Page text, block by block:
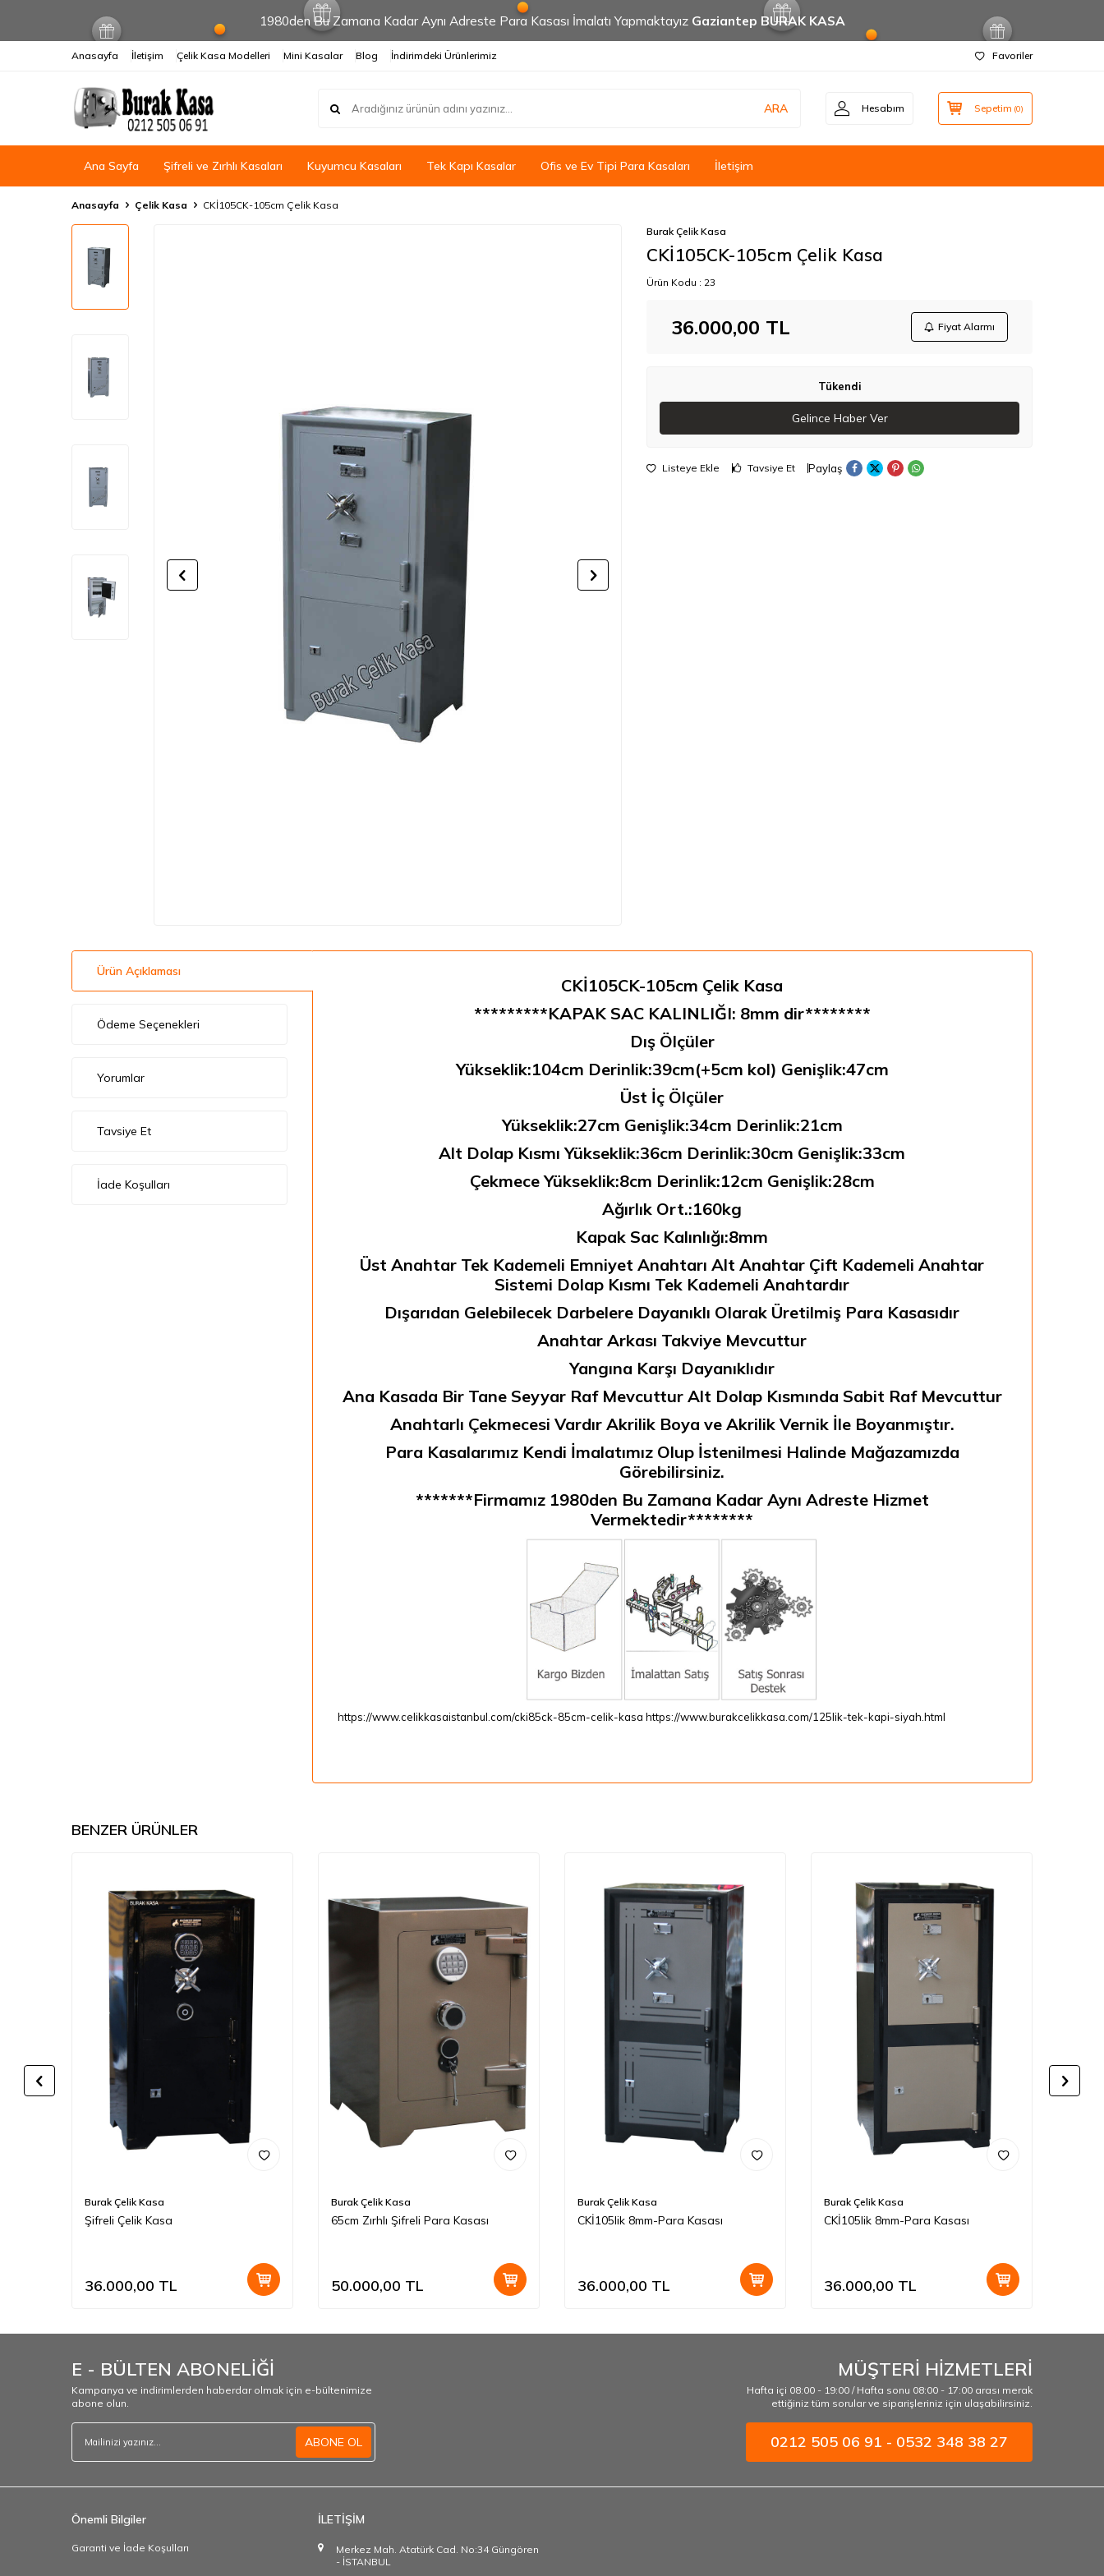
1980den Bu Zamana Kadar Aynı Adreste Para Kasası İmalatı Yapmaktayız Gaziantep BURAK KASA
Anasayfa İletişim Çelik Kasa Modelleri Mini Kasalar Blog İndirimdeki Ürünlerimiz Favoriler
ARA Hesabım Sepetim (0)
Ana Sayfa Şifreli ve Zırhlı Kasaları Kuyumcu Kasaları Tek Kapı Kasalar Ofis ve Ev Tipi Para Kasaları İletişim
Anasayfa Çelik Kasa CKİ105CK-105cm Çelik Kasa
Burak Çelik Kasa
CKİ105CK-105cm Çelik Kasa
Ürün Kodu : 23
36.000,00 TL Fiyat Alarmı
Tükendi
Gelince Haber Ver
Listeye Ekle Tavsiye Et Paylaş
Ürün Açıklaması
Ödeme Seçenekleri
Yorumlar
Tavsiye Et
İade Koşulları
CKİ105CK-105cm Çelik Kasa
*********KAPAK SAC KALINLIĞI: 8mm dir********
Dış Ölçüler
Yükseklik:104cm Derinlik:39cm(+5cm kol) Genişlik:47cm
Üst İç Ölçüler
Yükseklik:27cm Genişlik:34cm Derinlik:21cm
Alt Dolap Kısmı Yükseklik:36cm Derinlik:30cm Genişlik:33cm
Çekmece Yükseklik:8cm Derinlik:12cm Genişlik:28cm
Ağırlık Ort.:160kg
Kapak Sac Kalınlığı:8mm
Üst Anahtar Tek Kademeli Emniyet Anahtarı Alt Anahtar Çift Kademeli Anahtar
Sistemi Dolap Kısmı Tek Kademeli Anahtardır
Dışarıdan Gelebilecek Darbelere Dayanıklı Olarak Üretilmiş Para Kasasıdır
Anahtar Arkası Takviye Mevcuttur
Yangına Karşı Dayanıklıdır
Ana Kasada Bir Tane Seyyar Raf Mevcuttur Alt Dolap Kısmında Sabit Raf Mevcuttur
Anahtarlı Çekmecesi Vardır Akrilik Boya ve Akrilik Vernik İle Boyanmıştır.
Para Kasalarımız Kendi İmalatımız Olup İstenilmesi Halinde Mağazamızda
Görebilirsiniz.
*******Firmamız 1980den Bu Zamana Kadar Aynı Adreste Hizmet
Vermektedir********
https://www.celikkasaistanbul.com/cki85ck-85cm-celik-kasa https://www.burakcelikkasa.com/125lik-tek-kapi-siyah.html
BENZER ÜRÜNLER
Burak Çelik Kasa
Şifreli Çelik Kasa
36.000,00 TL
Burak Çelik Kasa
65cm Zırhlı Şifreli Para Kasası
50.000,00 TL
Burak Çelik Kasa
CKİ105lik 8mm-Para Kasası
36.000,00 TL
Burak Çelik Kasa
CKİ105lik 8mm-Para Kasası
36.000,00 TL
E - BÜLTEN ABONELİĞİ
Kampanya ve indirimlerden haberdar olmak için e-bültenimize
abone olun.
ABONE OL
MÜŞTERİ HİZMETLERİ
Hafta içi 08:00 - 19:00 / Hafta sonu 08:00 - 17:00 arası merak
ettiğiniz tüm sorular ve siparişleriniz için ulaşabilirsiniz.
0212 505 06 91 - 0532 348 38 27
Önemli Bilgiler
Garanti ve İade Koşulları
İLETİŞİM
Merkez Mah. Atatürk Cad. No:34 Güngören
- İSTANBUL